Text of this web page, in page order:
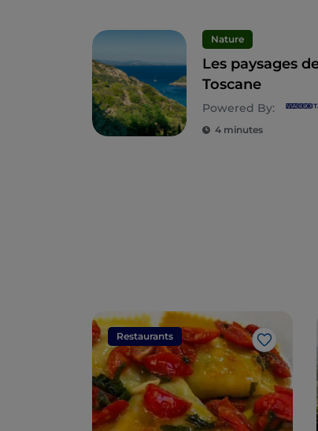
Nature
Les paysages
Toscane
Powered By:
4 minutes
Restaurants
J’aime